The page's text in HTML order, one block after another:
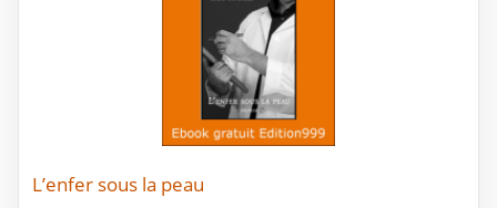
L’enfer sous la peau